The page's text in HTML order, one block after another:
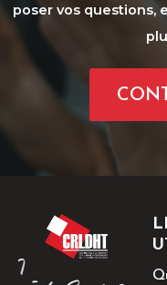
poser vos questions,